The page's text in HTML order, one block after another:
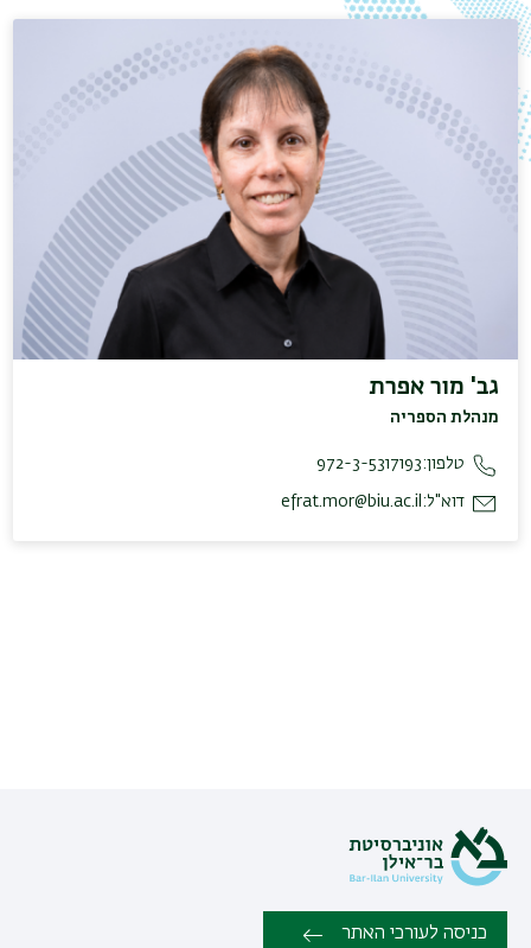
גב' מור אפרת
מנהלת הספריה
טלפון:972-3-5317193
דוא"ל: efrat.mor@biu.ac.il
כניסה לעורכי האתר